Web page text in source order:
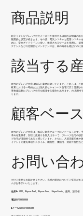
商品説明
組立モダンなプレハブ住宅 メーカーが提供する詳細な説明書のお
段階的な設置が続きます。その後、電気システムと配管システム
めに、安全ガイドラインに従い、推奨されるツールを使用し、
テナンスなどの定期的なメンテナンスは、家の寿命を延ばすのに役
該当する
現代のプレハブ住宅は幅広い業界に適しています。これらは、不
教育における一時的または恒久的なキャンパス住宅で広く使用さ
害救援活動にプレハブ住宅を配備する場合があります。の汎用性
ります。
顧客ベース
現代のプレハブ住宅は、幅広い顧客グループにアピールします
求める退職者、別荘に投資する個人はすべて、プレハブ住宅の
ブ住宅が理想的であると感じています。さらに、人道支援団体や
イアントの優先事項がスタイル、機能性、機動性、持続可能性な
お問い合
ぜひご意見をお聞かせください。当社の製品についてご質問が
ムがお手伝いいたします。
住所No. 5888、Wuyuan Road、Wuyuan Street、Haiyan County、嘉興、浙江省
電話0573-86598806
Eメールsales@fsilon.com